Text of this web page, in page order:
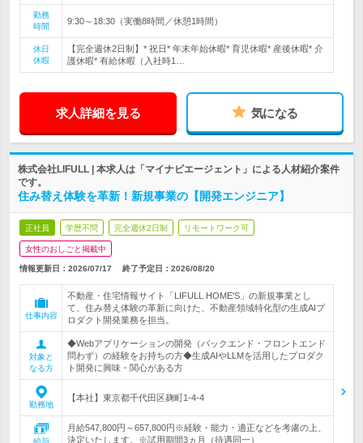
勤務
時間
9:30～18:30（実働8時間／休憩1時間）
休日
休暇
【完全週休2日制】* 祝日* 年末年始休暇* 育児休暇* 産後休暇* 介
護休暇* 有給休暇（入社時1…
求人詳細を見る 気になる
株式会社LIFULL | 本求人は「マイナビエージェント」による人材紹介案件
です。
住み替え体験を革新！新規事業の【開発エンジニア】
正社員 学歴不問 完全週休2日制 リモートワーク可
女性のおしごと掲載中
情報更新日：2026/07/17 終了予定日： 2026/08/20
仕事内容
不動産・住宅情報サイト「LIFULL HOME'S」の新規事業とし
て、住み替え体験の革新に向けた、不動産領域特化型の生成AIプ
ロダクト開発業務を担当。
対象と
なる方
◆Webアプリケーションの開発（バックエンド・フロントエンド
問わず）の経験をお持ちの方◆生成AIやLLMを活用したプロダク
ト開発に興味・関心がある方
勤務地
【本社】東京都千代田区麹町1-4-4
給与
月給547,800円～657,800円※経験・能力・適正などを考慮の上、
決定いたします。※試用期間3ヵ月（待遇同一）